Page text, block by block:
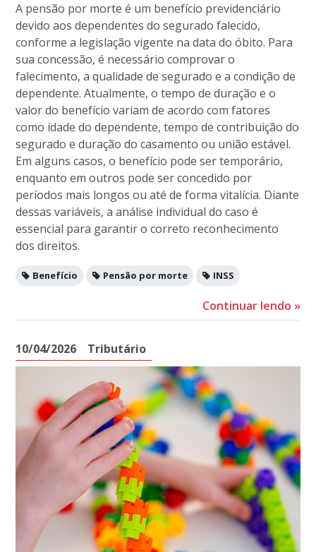
A pensão por morte é um benefício previdenciário
devido aos dependentes do segurado falecido,
conforme a legislação vigente na data do óbito. Para
sua concessão, é necessário comprovar o
falecimento, a qualidade de segurado e a condição de
dependente. Atualmente, o tempo de duração e o
valor do benefício variam de acordo com fatores
como idade do dependente, tempo de contribuição do
segurado e duração do casamento ou união estável.
Em alguns casos, o benefício pode ser temporário,
enquanto em outros pode ser concedido por
períodos mais longos ou até de forma vitalícia. Diante
dessas variáveis, a análise individual do caso é
essencial para garantir o correto reconhecimento
dos direitos.
Benefício Pensão por morte INSS
Continuar lendo »
10/04/2026 Tributário